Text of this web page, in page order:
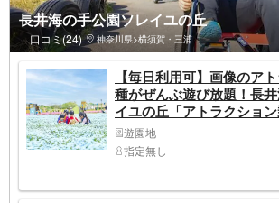
長井海の手公園ソレイユの丘
口コミ(24) 神奈川県>横須賀・三浦
【毎日利用可】画像のア
種がぜんぶ遊び放題！長
イユの丘「アトラクション
遊園地
指定無し